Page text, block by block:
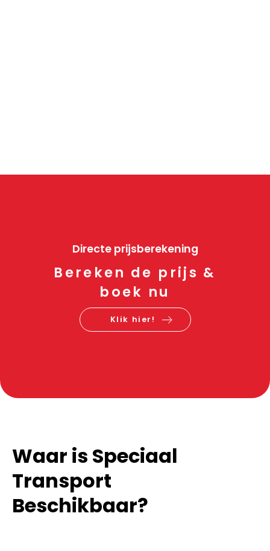
Directe prijsberekening
Bereken de prijs &
boek nu
Klik hier!
Waar is Speciaal
Transport
Beschikbaar?